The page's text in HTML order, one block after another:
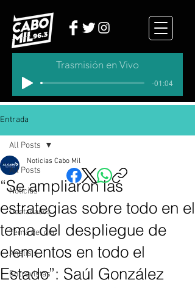
Trasmisión en Vivo
-01:04
Entrada
All Posts
Noticias
Destacados
Tema del dia
Analisis
Entrevistas
All Posts
“Se ampliaron las
estrategias sobre todo en el
tema del despliegue de
elementos en todo el
Estado”: Saúl González
Noticias Cabo Mil